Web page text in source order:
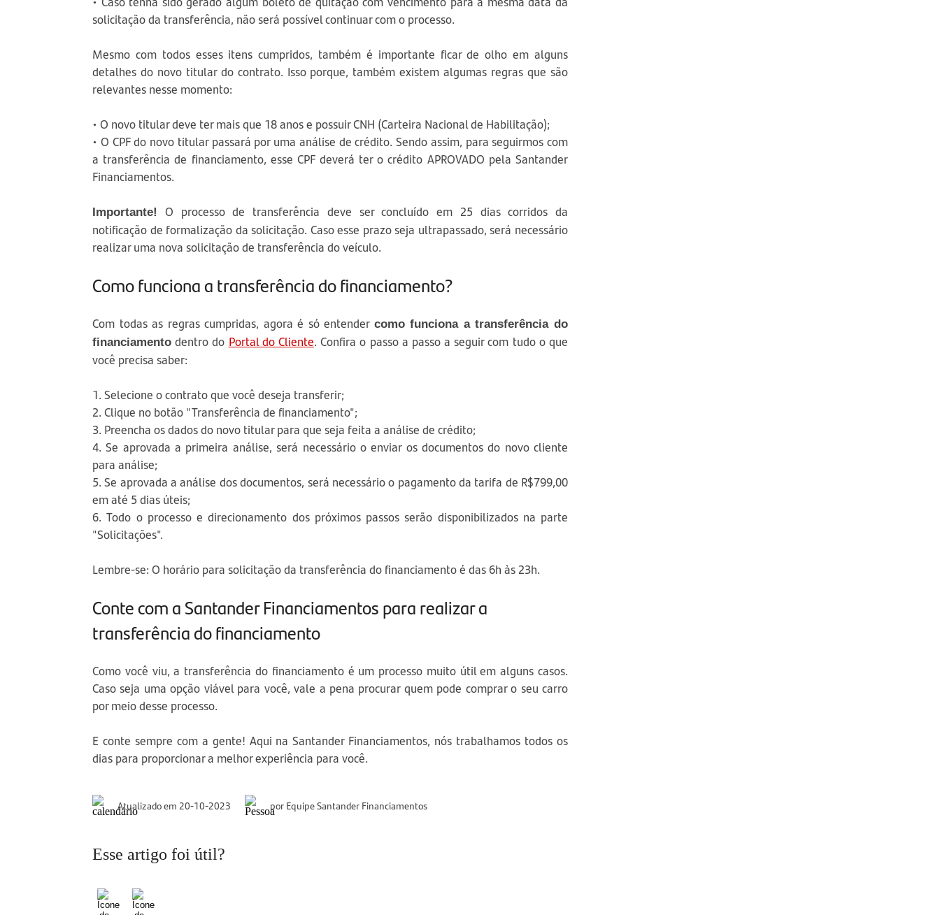
solicitação da transferência, não será possível continuar com o processo.
Mesmo com todos esses itens cumpridos, também é importante ficar de olho em alguns
detalhes do novo titular do contrato. Isso porque, também existem algumas regras que são
relevantes nesse momento:
• O novo titular deve ter mais que 18 anos e possuir CNH (Carteira Nacional de Habilitação);
• O CPF do novo titular passará por uma análise de crédito. Sendo assim, para seguirmos com
a transferência de financiamento, esse CPF deverá ter o crédito APROVADO pela Santander
Financiamentos.
Importante!
O processo de transferência deve ser concluído em 25 dias corridos da
notificação de formalização da solicitação. Caso esse prazo seja ultrapassado, será necessário
realizar uma nova solicitação de transferência do veículo.
Como funciona a transferência do financiamento?
Com todas as regras cumpridas, agora é só entender como funciona a transferência do
financiamento dentro do Portal do Cliente. Confira o passo a passo a seguir com tudo o que
você precisa saber:
1. Selecione o contrato que você deseja transferir;
2. Clique no botão "Transferência de financiamento";
3. Preencha os dados do novo titular para que seja feita a análise de crédito;
4. Se aprovada a primeira análise, será necessário o enviar os documentos do novo cliente
para análise;
5. Se aprovada a análise dos documentos, será necessário o pagamento da tarifa de R$799,00
em até 5 dias úteis;
6. Todo o processo e direcionamento dos próximos passos serão disponibilizados na parte
"Solicitações".
Lembre-se: O horário para solicitação da transferência do financiamento é das 6h às 23h.
Conte com a Santander Financiamentos para realizar a
transferência do financiamento
Como você viu, a transferência do financiamento é um processo muito útil em alguns casos.
Caso seja uma opção viável para você, vale a pena procurar quem pode comprar o seu carro
por meio desse processo.
E conte sempre com a gente! Aqui na Santander Financiamentos, nós trabalhamos todos os
dias para proporcionar a melhor experiência para você.
Atualizado em 20-10-2023 por Equipe Santander Financiamentos
Esse artigo foi útil?